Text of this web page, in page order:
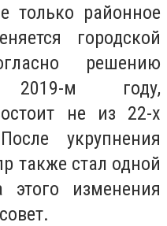
только районное
городской
решению
м году,
не из 22-х
укрупнения
также стал одной
этого изменения